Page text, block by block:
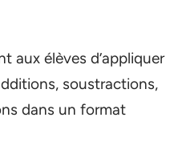
aux élèves d’appliquer
soustractions,
dans un format